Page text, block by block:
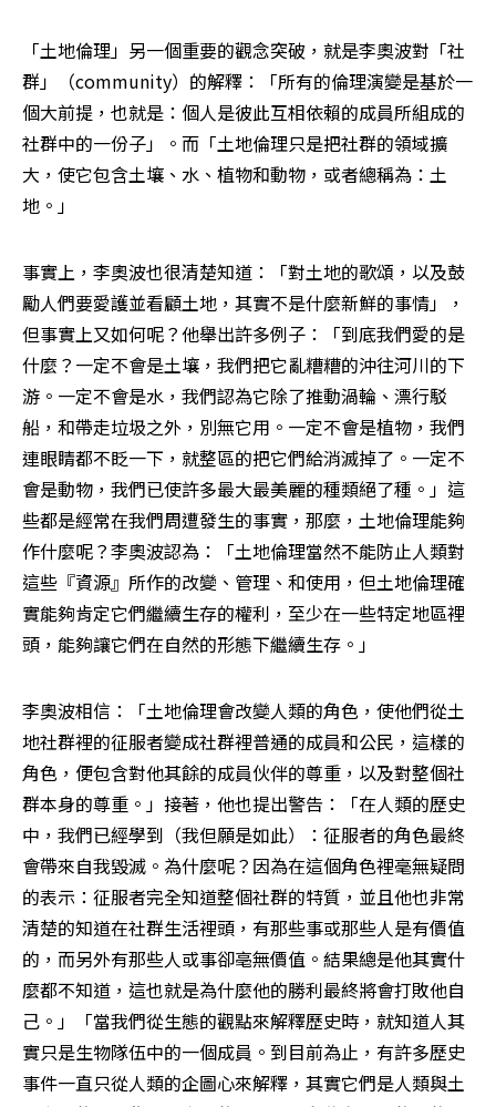
「土地倫理」另一個重要的觀念突破，就是李奧波對「社
群」（community）的解釋：「所有的倫理演變是基於一
個大前提，也就是：個人是彼此互相依賴的成員所組成的
社群中的一份子」。而「土地倫理只是把社群的領域擴
大，使它包含土壤、水、植物和動物，或者總稱為：土
地。」
事實上，李奧波也很清楚知道：「對土地的歌頌，以及鼓
勵人們要愛護並看顧土地，其實不是什麼新鮮的事情」，
但事實上又如何呢？他舉出許多例子：「到底我們愛的是
什麼？一定不會是土壤，我們把它亂糟糟的沖往河川的下
游。一定不會是水，我們認為它除了推動渦輪、漂行駁
船，和帶走垃圾之外，別無它用。一定不會是植物，我們
連眼睛都不眨一下，就整區的把它們給消滅掉了。一定不
會是動物，我們已使許多最大最美麗的種類絕了種。」這
些都是經常在我們周遭發生的事實，那麼，土地倫理能夠
作什麼呢？李奧波認為：「土地倫理當然不能防止人類對
這些『資源』所作的改變、管理、和使用，但土地倫理確
實能夠肯定它們繼續生存的權利，至少在一些特定地區裡
頭，能夠讓它們在自然的形態下繼續生存。」
李奧波相信：「土地倫理會改變人類的角色，使他們從土
地社群裡的征服者變成社群裡普通的成員和公民，這樣的
角色，便包含對他其餘的成員伙伴的尊重，以及對整個社
群本身的尊重。」接著，他也提出警告：「在人類的歷史
中，我們已經學到（我但願是如此）：征服者的角色最終
會帶來自我毀滅。為什麼呢？因為在這個角色裡毫無疑問
的表示：征服者完全知道整個社群的特質，並且他也非常
清楚的知道在社群生活裡頭，有那些事或那些人是有價值
的，而另外有那些人或事卻亳無價值。結果總是他其實什
麼都不知道，這也就是為什麼他的勝利最終將會打敗他自
己。」「當我們從生態的觀點來解釋歷史時，就知道人其
實只是生物隊伍中的一個成員。到目前為止，有許多歷史
事件一直只從人類的企圖心來解釋，其實它們是人類與土